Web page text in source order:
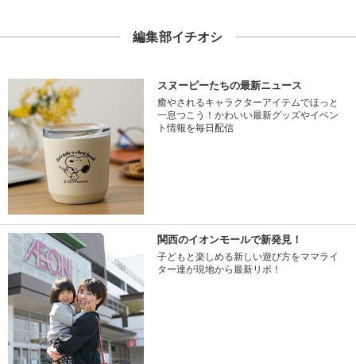
編集部イチオシ
スヌーピーたちの最新ニュース
癒やされるキャラクターアイテムでほっと
一息つこう！かわいい最新グッズやイベン
ト情報を毎日配信
関西のイオンモールで新発見！
子どもと楽しめる新しい遊び方をママライ
ター達が現地から最新リポ！